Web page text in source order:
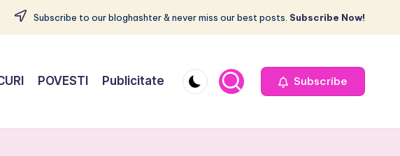
Subscribe to our bloghashter & never miss our best posts. Subscribe Now!
POVESTI Publicitate Subscribe